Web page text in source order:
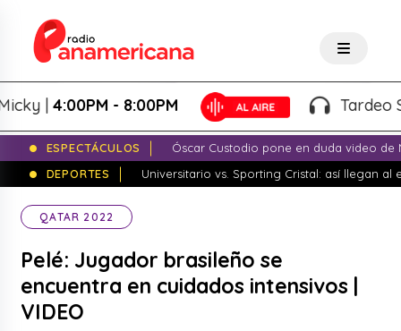
|4:00PM - 8:00PM Tardeo
ESPECTÁCULOS
Óscar Custodio pone en duda video de
DEPORTES
Universitario vs. Sporting Cristal: así llegan al
QATAR 2022
Pelé: Jugador brasileño se
encuentra en cuidados intensivos |
VIDEO